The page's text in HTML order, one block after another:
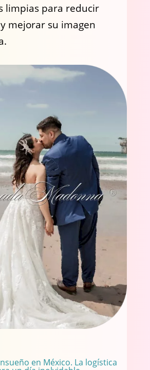
limpias para reducir
mejorar su imagen
en México. La logística